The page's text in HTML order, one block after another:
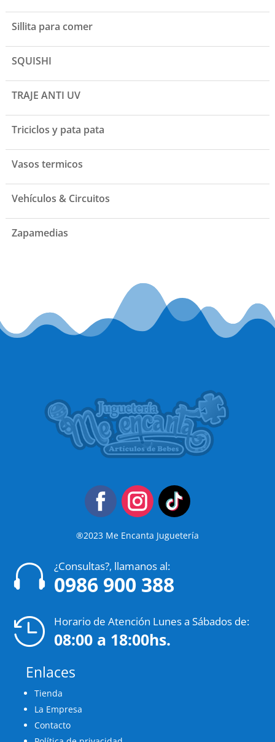
Sillita para comer
SQUISHI
TRAJE ANTI UV
Triciclos y pata pata
Vasos termicos
Vehículos & Circuitos
Zapamedias
®2023 Me Encanta Juguetería
 ¿Consultas?, llamanos al:
0986 900 388
 Horario de Atención Lunes a Sábados de:
08:00 a 18:00hs.
Enlaces
Tienda
La Empresa
Contacto